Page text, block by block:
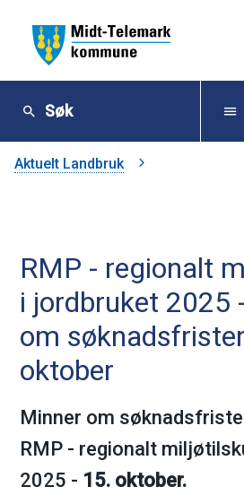
M
d
T
l
e
m
Søk
Du
Aktuelt Landbruk
RMP - regionalt
i jordbruket 2025
om
oktober
Minner om
RMP - regionalt
2025 - 15. oktober.